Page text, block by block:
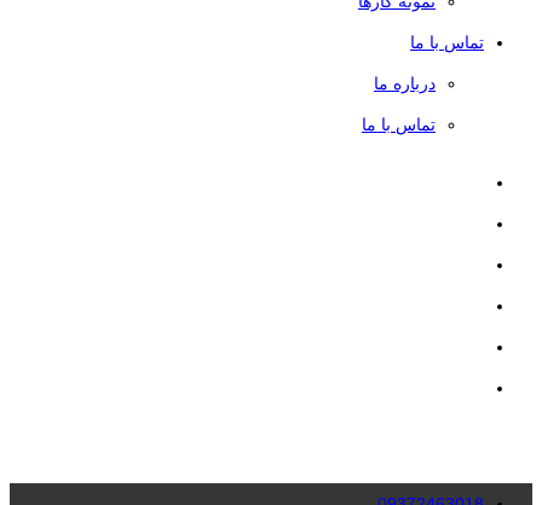
تماس با ما
درباره ما
تماس با ما